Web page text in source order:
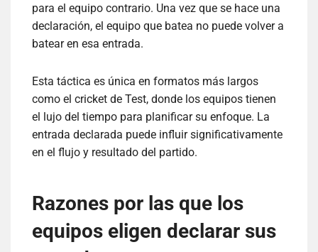
para el equipo contrario. Una vez que se hace una
declaración, el equipo que batea no puede volver a
batear en esa entrada.
Esta táctica es única en formatos más largos
como el cricket de Test, donde los equipos tienen
el lujo del tiempo para planificar su enfoque. La
entrada declarada puede influir significativamente
en el flujo y resultado del partido.
Razones por las que los
equipos eligen declarar sus